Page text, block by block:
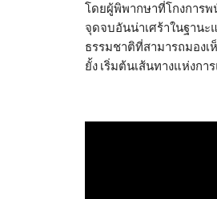
โดยผู้พิพากษาที่โกงการ
จุดจบอันน่าเศร้าในฐานะ
ธรรมชาติที่สามารถมอง
ยั้ง เริ่มต้นเส้นทางแห่งก